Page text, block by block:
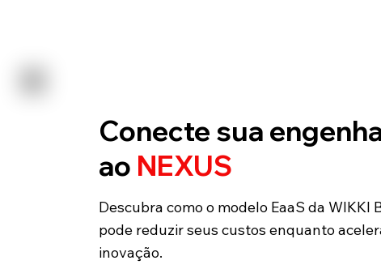
Conecte sua
ao NEXUS
Descubra como o modelo EaaS da WIKKI
pode reduzir seus custos enquanto
inovação.